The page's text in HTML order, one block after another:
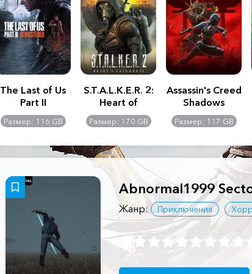
The Last of Us
Part II
Remastered
Размер: 116 GB
S.T.A.L.K.E.R. 2:
Heart of
Chernobyl -
Ultimate Edition
Размер: 170 GB
Assassin's Creed
Shadows
Размер: 117 GB
Abnormal1999
Жанр: Приключения